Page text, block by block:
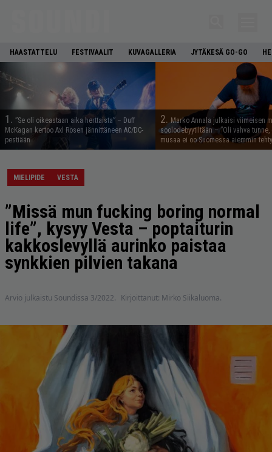
HAASTATTELU FESTIVAALIT KUVAGALLERIA JYTÄKESÄ GO-GO
1. ”Se oli oikeastaan aika herttaista” – Duff
McKagan kertoo Axl Rosen jännittäneen AC/DC-
pestiään
2.Marko Annala julkaisi viimeisen
soolodebyytiltään – ”Oli vahva
musaa ei oo Suomessa aiemmin
MIELIPIDE VESTA
”Missä mun fucking boring normal
life”, kysyy Vesta – poptaiturin
kakkoslevyllä aurinko paistaa
synkkien pilvien takana
Arvio julkaistu Soundissa 3/2022. Kirjoittanut: Mirko Siikaluoma.